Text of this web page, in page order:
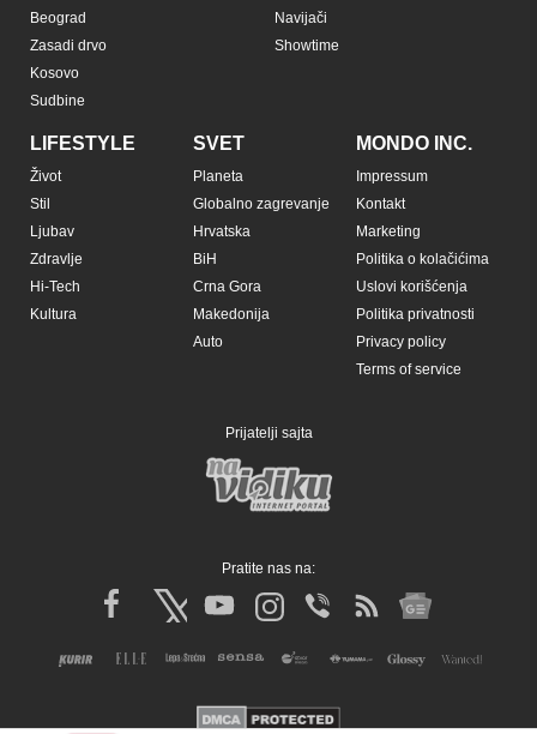
Beograd
Zasadi drvo
Kosovo
Sudbine
Navijači
Showtime
LIFESTYLE
Život
Stil
Ljubav
Zdravlje
Hi-Tech
Kultura
SVET
Planeta
Globalno zagrevanje
Hrvatska
BiH
Crna Gora
Makedonija
Auto
MONDO INC.
Impressum
Kontakt
Marketing
Politika o kolačićima
Uslovi korišćenja
Politika privatnosti
Privacy policy
Terms of service
Prijatelji sajta
Pratite nas na: